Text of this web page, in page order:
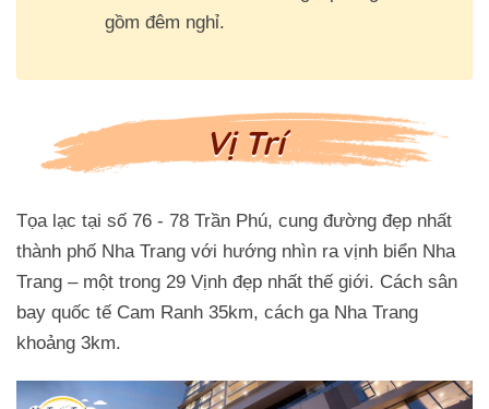
gồm đêm nghỉ.
Vị Trí
Tọa lạc tại số 76 - 78 Trần Phú, cung đường đẹp nhất
thành phố Nha Trang với hướng nhìn ra vịnh biển Nha
Trang – một trong 29 Vịnh đẹp nhất thế giới. Cách sân
bay quốc tế Cam Ranh 35km, cách ga Nha Trang
khoảng 3km.